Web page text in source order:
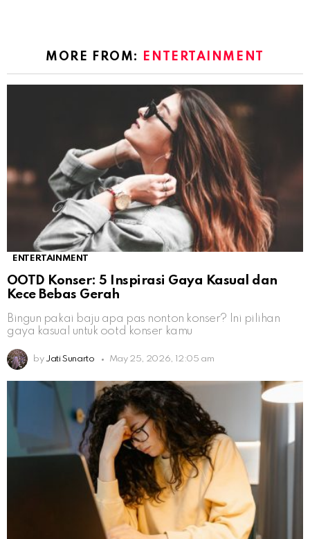
MORE FROM: ENTERTAINMENT
ENTERTAINMENT
OOTD Konser: 5 Inspirasi Gaya Kasual dan
Kece Bebas Gerah
Bingun pakai baju apa pas nonton konser? Ini pilihan
gaya kasual untuk ootd konser kamu
by Jati Sunarto May 25, 2026, 12:05 am